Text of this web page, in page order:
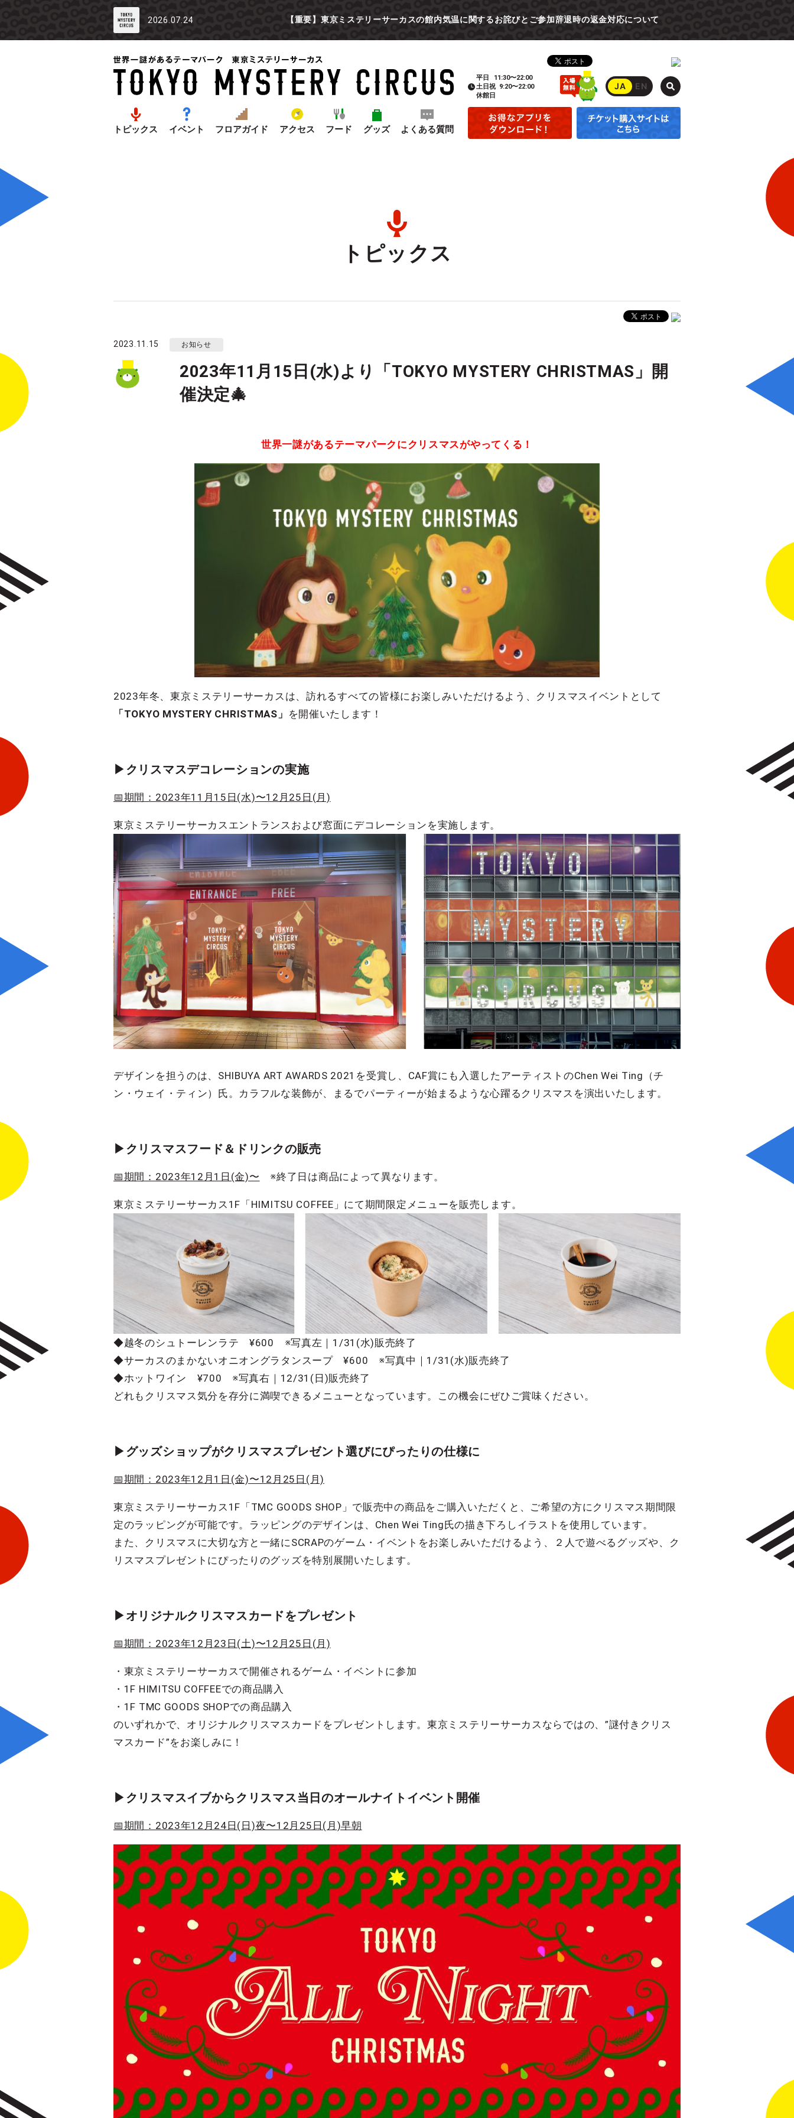
2026.07.24 【重要】東京ミステリーサーカスの館内気温に関するお詫びとご参加辞退時の返金対応について
トピックス イベント フロアガイド アクセス フード グッズ よくある質問
平日
11:30〜22:00
土日祝 9:20〜22:00
休館日
JA EN
トピックス
2023.11.15 お知らせ
2023年11月15日(水)より「TOKYO MYSTERY CHRISTMAS」開
催決定🎄
世界一謎があるテーマパークにクリスマスがやってくる！
2023年冬、東京ミステリーサーカスは、訪れるすべての皆様にお楽しみいただけるよう、クリスマスイベントとして
「TOKYO MYSTERY CHRISTMAS」 を開催いたします！
▶︎クリスマスデコレーションの実施
📅期間：2023年11月15日(水)〜12月25日(月)
東京ミステリーサーカスエントランスおよび窓面にデコレーションを実施します。
デザインを担うのは、SHIBUYA ART AWARDS 2021を受賞し、CAF賞にも入選したアーティストのChen Wei Ting（チ
ン・ウェイ・ティン）氏。カラフルな装飾が、まるでパーティーが始まるような心躍るクリスマスを演出いたします。
▶︎クリスマスフード＆ドリンクの販売
📅期間：2023年12月1日(金)〜 ※終了日は商品によって異なります。
東京ミステリーサーカス1F「HIMITSU COFFEE」にて期間限定メニューを販売します。
◆越冬のシュトーレンラテ ¥600 ※写真左｜1/31(水)販売終了
◆サーカスのまかないオニオングラタンスープ ¥600 ※写真中｜1/31(水)販売終了
◆ホットワイン ¥700 ※写真右｜12/31(日)販売終了
どれもクリスマス気分を存分に満喫できるメニューとなっています。この機会にぜひご賞味ください。
▶︎グッズショップがクリスマスプレゼント選びにぴったりの仕様に
📅期間：2023年12月1日(金)〜12月25日(月)
東京ミステリーサーカス1F「TMC GOODS SHOP」で販売中の商品をご購入いただくと、ご希望の方にクリスマス期間限
定のラッピングが可能です。ラッピングのデザインは、Chen Wei Ting氏の描き下ろしイラストを使用しています。
また、クリスマスに大切な方と一緒にSCRAPのゲーム・イベントをお楽しみいただけるよう、２人で遊べるグッズや、ク
リスマスプレゼントにぴったりのグッズを特別展開いたします。
▶︎オリジナルクリスマスカードをプレゼント
📅期間：2023年12月23日(土)〜12月25日(月)
・東京ミステリーサーカスで開催されるゲーム・イベントに参加
・1F HIMITSU COFFEEでの商品購入
・1F TMC GOODS SHOPでの商品購入
のいずれかで、オリジナルクリスマスカードをプレゼントします。東京ミステリーサーカスならではの、”謎付きクリス
マスカード”をお楽しみに！
▶︎クリスマスイブからクリスマス当日のオールナイトイベント開催
📅期間：2023年12月24日(日)夜〜12月25日(月)早朝